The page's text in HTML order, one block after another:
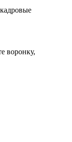
воронку,